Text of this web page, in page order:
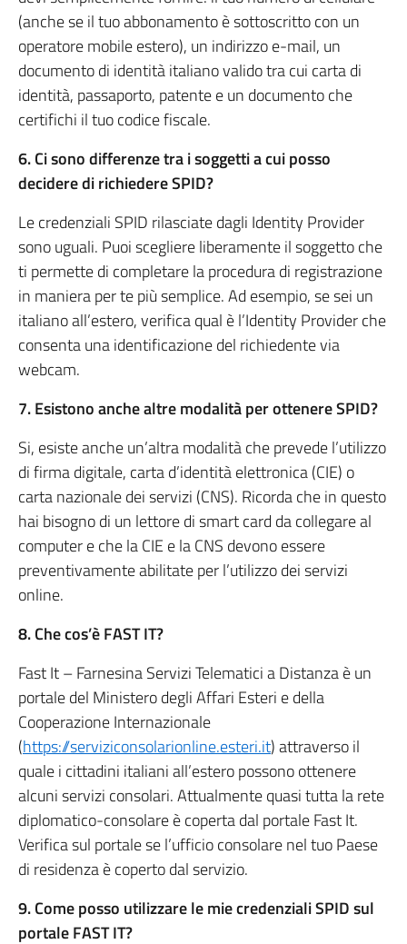
(anche se il tuo abbonamento è sottoscritto con un
operatore mobile estero), un indirizzo e-mail, un
documento di identità italiano valido tra cui carta di
identità, passaporto, patente e un documento che
certifichi il tuo codice fiscale.
6. Ci sono differenze tra i soggetti a cui posso
decidere di richiedere SPID?
Le credenziali SPID rilasciate dagli Identity Provider
sono uguali. Puoi scegliere liberamente il soggetto che
ti permette di completare la procedura di registrazione
in maniera per te più semplice. Ad esempio, se sei un
italiano all’estero, verifica qual è l’Identity Provider che
consenta una identificazione del richiedente via
webcam.
7. Esistono anche altre modalità per ottenere SPID?
Si, esiste anche un’altra modalità che prevede l’utilizzo
di firma digitale, carta d’identità elettronica (CIE) o
carta nazionale dei servizi (CNS). Ricorda che in questo
hai bisogno di un lettore di smart card da collegare al
computer e che la CIE e la CNS devono essere
preventivamente abilitate per l’utilizzo dei servizi
online.
8. Che cos’è FAST IT?
Fast It – Farnesina Servizi Telematici a Distanza è un
portale del Ministero degli Affari Esteri e della
Cooperazione Internazionale
(https://serviziconsolarionline.esteri.it) attraverso il
quale i cittadini italiani all’estero possono ottenere
alcuni servizi consolari. Attualmente quasi tutta la rete
diplomatico-consolare è coperta dal portale Fast It.
Verifica sul portale se l’ufficio consolare nel tuo Paese
di residenza è coperto dal servizio.
9. Come posso utilizzare le mie credenziali SPID sul
portale FAST IT?